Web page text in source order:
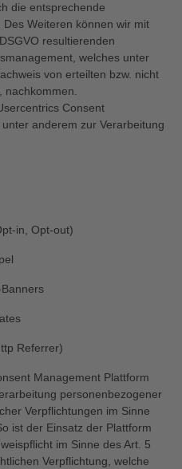
die entsprechende
Weiteren können wir mit
resultierenden
welches unter
von erteilten bzw. nicht
Consent
anderem zur Verarbeitung
in, Opt-out)
Referrer)
Management Plattform
personenbezogener
Verpflichtungen im Sinne
ist der Einsatz der Plattform
im Sinne des Art. 5
Verpflichtung, welche